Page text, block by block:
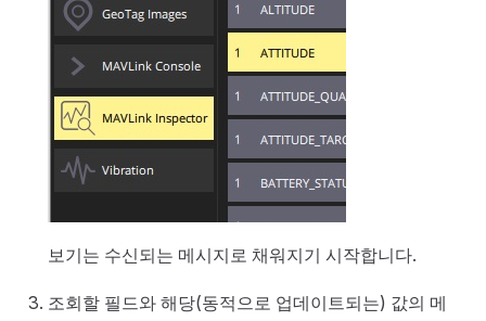
보기는 수신되는 메시지로 채워지기 시작합니다.
조회할 필드와 해당(동적으로 업데이트되는) 값의 메